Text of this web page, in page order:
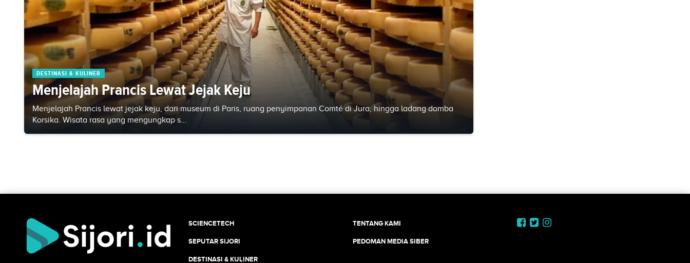
DESTINASI & KULINER
Menjelajah Prancis Lewat Jejak Keju
Menjelajah Prancis lewat jejak keju, dari museum di Paris, ruang penyimpanan Comté di Jura, hingga ladang domba
Korsika. Wisata rasa yang mengungkap s...
SCIENCETECH
SEPUTAR SIJORI
DESTINASI & KULINER
TENTANG KAMI
PEDOMAN MEDIA SIBER